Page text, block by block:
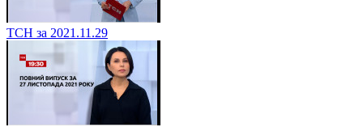
ТСН за 2021.11.29